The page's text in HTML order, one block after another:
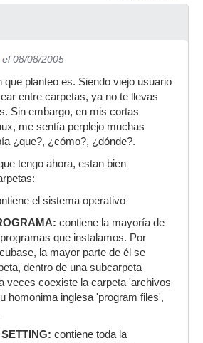
el 08/08/2005
que planteo es. Siendo viejo usuario
entre carpetas, ya no te llevas
Sin embargo, en mis cortas
me sentía perplejo muchas
¿que?, ¿cómo?, ¿dónde?.
tengo ahora, estan bien
el sistema operativo
contiene la mayoría de
que instalamos. Por
la mayor parte de él se
dentro de una subcarpeta
veces coexiste la carpeta 'archivos
homonima inglesa 'program files',
contiene toda la